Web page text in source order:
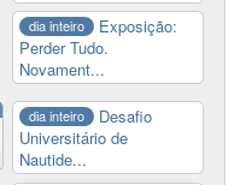
dia inteiro
Exposição:
Perder Tudo.
Novament...
dia inteiro
Desafio
Universitário de
Nautide...